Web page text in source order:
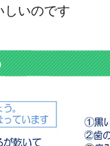
しいのです